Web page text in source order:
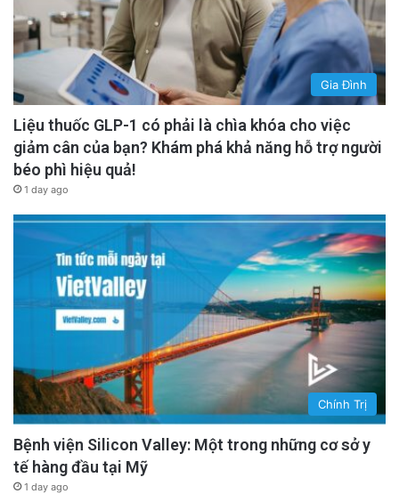
Gia Đình
Liệu thuốc GLP-1 có phải là chìa khóa cho việc
giảm cân của bạn? Khám phá khả năng hỗ trợ người
béo phì hiệu quả!
1 day ago
Chính Trị
Bệnh viện Silicon Valley: Một trong những cơ sở y
tế hàng đầu tại Mỹ
1 day ago